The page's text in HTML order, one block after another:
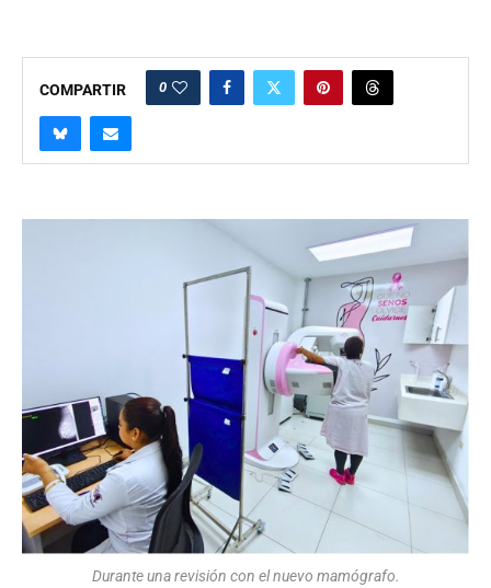
COMPARTIR 0
Durante una revisión con el nuevo mamógrafo.